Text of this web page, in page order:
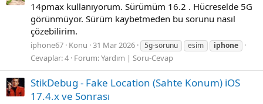
14pmax kullanıyorum. Sürümüm 16.2 . Hücreselde 5G
görünmüyor. Sürüm kaybetmeden bu sorunu nasıl
çözebilirim.
iphone67 Konu 31 Mar 2026 5g-sorunu esim iphone
Cevaplar: 4 Forum:Yardım | Soru-Cevap
StikDebug - Fake Location (Sahte Konum) iOS
17.4.x ve Sonrası